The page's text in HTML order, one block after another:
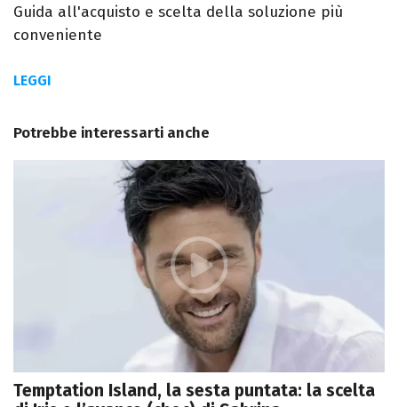
Guida all'acquisto e scelta della soluzione più
conveniente
LEGGI
Potrebbe interessarti anche
Temptation Island, la sesta puntata: la scelta